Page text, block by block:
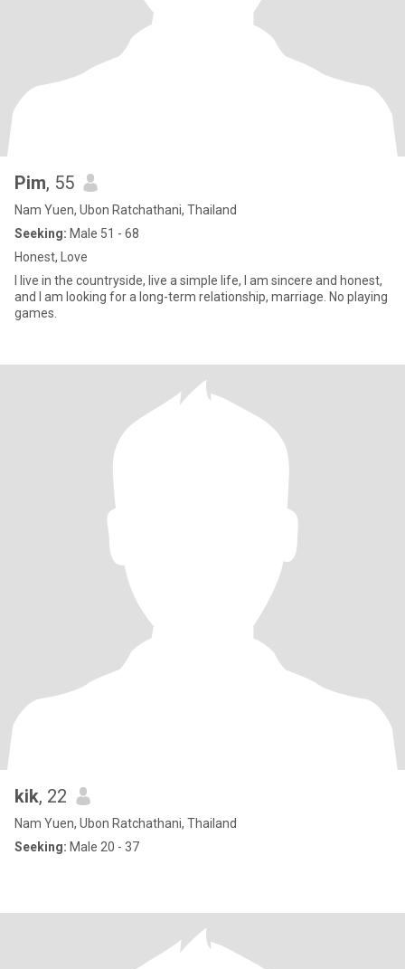
Pim, 55
Nam Yuen, Ubon Ratchathani, Thailand
Seeking: Male 51 - 68
Honest, Love
I live in the countryside, live a simple life, I am sincere and honest,
and I am looking for a long-term relationship, marriage. No playing
games.
kik, 22
Nam Yuen, Ubon Ratchathani, Thailand
Seeking: Male 20 - 37